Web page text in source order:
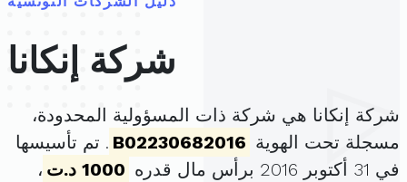
شركة إنكانا
شركة إنكانا هي شركة ذات المسؤولية المحدودة،
مسجلة تحت الهوية B02230682016 . تم تأسيسها
في 31 أكتوبر 2016 برأس مال قدره
1000 د.ت
،